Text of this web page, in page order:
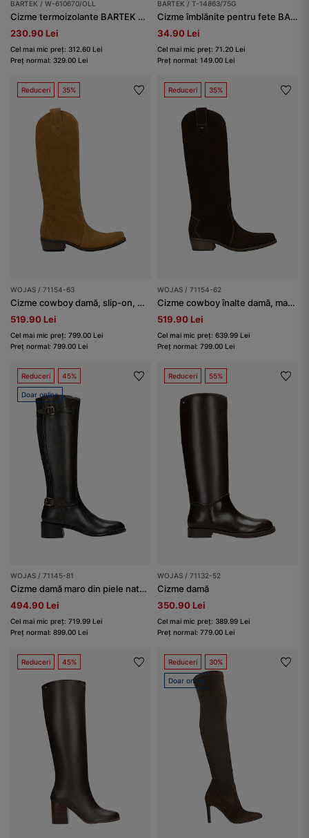
BARTEK / W-610670/OLL
Cizme termoizolante BARTEK W-610670/OLL, pentru fete, maro
230.90 Lei
Cel mai mic preț: 312.60 Lei
Preț normal: 329.00 Lei
BARTEK / T-14863/75G
Cizme îmblănite pentru fete BARTEK T-14863/75G,maro
34.90 Lei
Cel mai mic preț: 71.20 Lei
Preț normal: 149.00 Lei
Reduceri 35%
WOJAS / 71154-63
Cizme cowboy damă, slip-on, maro deschis
519.90 Lei
Cel mai mic preț: 799.00 Lei
Preț normal: 799.00 Lei
Reduceri 35%
WOJAS / 71154-62
Cizme cowboy înalte damă, maro închis
519.90 Lei
Cel mai mic preț: 639.99 Lei
Preț normal: 799.00 Lei
Reduceri 45%
Doar online
WOJAS / 71145-81
Cizme damă maro din piele naturală netedă și material textil
494.90 Lei
Cel mai mic preț: 719.99 Lei
Preț normal: 899.00 Lei
Reduceri 55%
WOJAS / 71132-52
Cizme damă
350.90 Lei
Cel mai mic preț: 389.99 Lei
Preț normal: 779.00 Lei
Reduceri 45% Reduceri 30%
Doar online